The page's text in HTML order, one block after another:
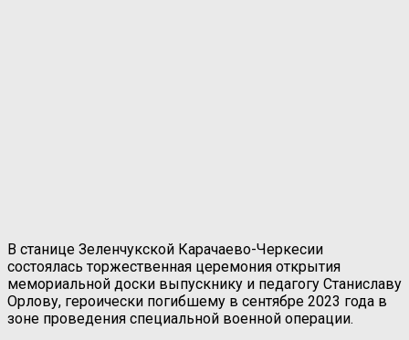
В станице Зеленчукской Карачаево-Черкесии
состоялась торжественная церемония открытия
мемориальной доски выпускнику и педагогу Станиславу
Орлову, героически погибшему в сентябре 2023 года в
зоне проведения специальной военной операции.